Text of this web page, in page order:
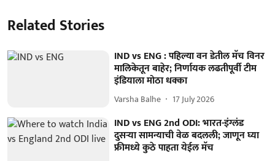
Related Stories
IND vs ENG : पहिल्या वन डेतील मॅच विनर
मालिकेतून बाहेर; निर्णायक लढतीपूर्वी टीम
इंडियाला मोठा धक्का
Varsha Balhe 17 July 2026
IND vs ENG 2nd ODI: भारत-इंग्लंड
दुसऱ्या सामन्याची वेळ बदलली; जाणून घ्या
फ्रीमध्ये कुठे पाहता येईल मॅच